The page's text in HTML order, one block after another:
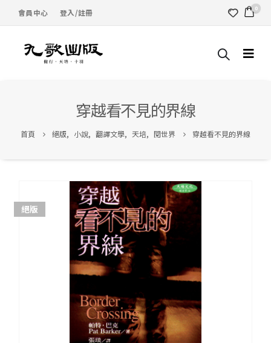
會員中心 登入/註冊 0
穿越看不見的界線
首頁 絕版, 小說, 翻譯文學, 天培, 閱世界 穿越看不見的界線
絕版